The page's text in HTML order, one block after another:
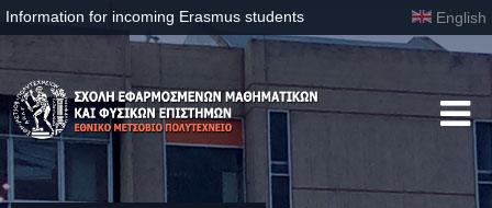
Information for incoming Erasmus students English